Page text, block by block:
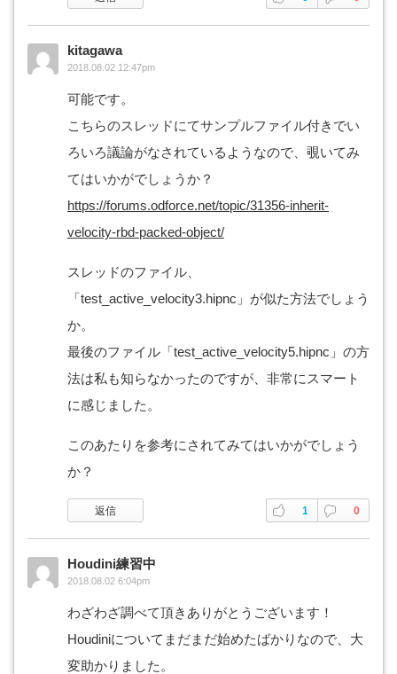
kitagawa
2018.08.02 12:47pm
可能です。
こちらのスレッドにてサンプルファイル付きでい
ろいろ議論がなされているようなので、覗いてみ
てはいかがでしょうか？
https://forums.odforce.net/topic/31356-inherit-
velocity-rbd-packed-object/
スレッドのファイル、
「test_active_velocity3.hipnc」が似た方法でしょう
か。
最後のファイル「test_active_velocity5.hipnc」の方
法は私も知らなかったのですが、非常にスマート
に感じました。
このあたりを参考にされてみてはいかがでしょう
か？
返信 1 0
Houdini練習中
2018.08.02 6:04pm
わざわざ調べて頂きありがとうございます！
Houdiniについてまだまだ始めたばかりなので、大
変助かりました。